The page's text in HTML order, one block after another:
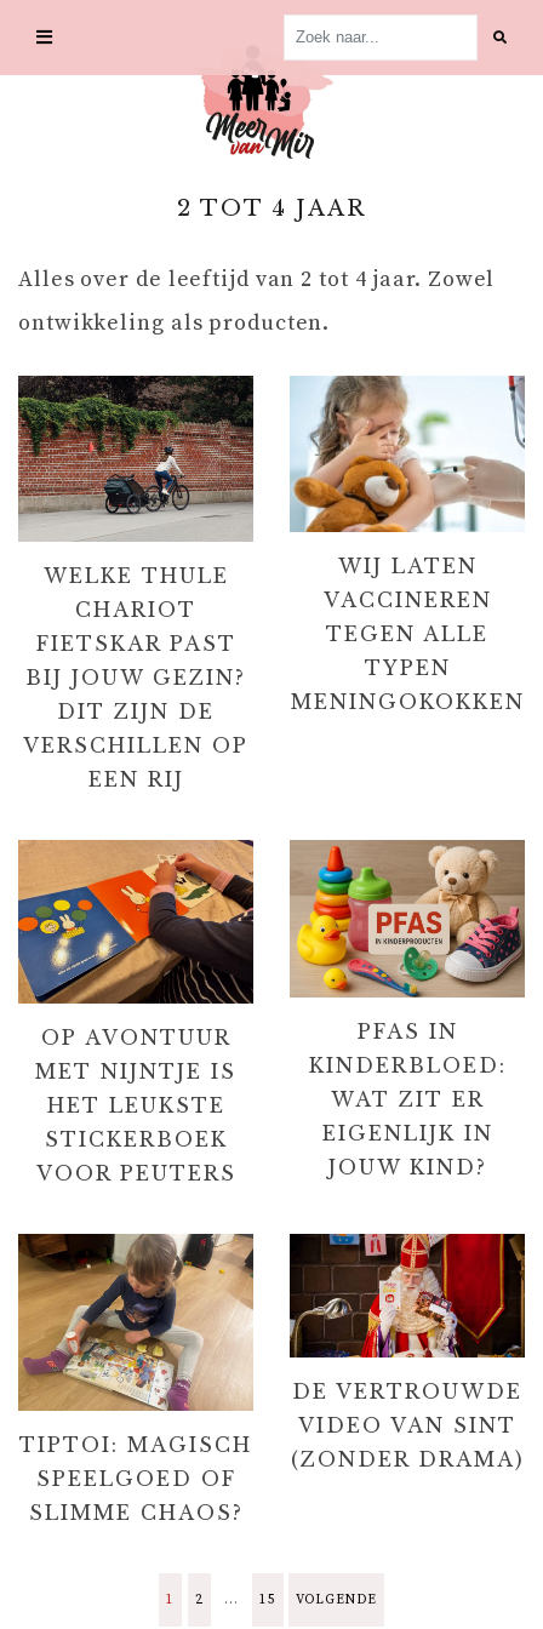
2 TOT 4 JAAR
Alles over de leeftijd van 2 tot 4 jaar. Zowel
ontwikkeling als producten.
WELKE THULE
CHARIOT
FIETSKAR PAST
BIJ JOUW GEZIN?
DIT ZIJN DE
VERSCHILLEN OP
EEN RIJ
WIJ LATEN
VACCINEREN
TEGEN ALLE
TYPEN
MENINGOKOKKEN
OP AVONTUUR
MET NIJNTJE IS
HET LEUKSTE
STICKERBOEK
VOOR PEUTERS
PFAS IN
KINDERBLOED:
WAT ZIT ER
EIGENLIJK IN
JOUW KIND?
TIPTOI: MAGISCH
SPEELGOED OF
SLIMME CHAOS?
DE VERTROUWDE
VIDEO VAN SINT
(ZONDER DRAMA)
B
1 2 … 15 VOLGENDE